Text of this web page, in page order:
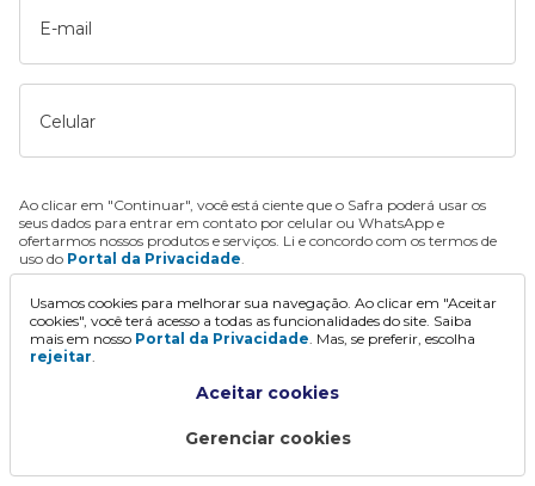
E-mail
Celular
Ao clicar em "Continuar", você está ciente que o Safra poderá usar os
seus dados para entrar em contato por celular ou WhatsApp e
ofertarmos nossos produtos e serviços. Li e concordo com os termos de
uso do Portal da Privacidade.
Continuar
Usamos cookies para melhorar sua navegação. Ao clicar em "Aceitar
cookies", você terá acesso a todas as funcionalidades do site. Saiba
mais em nosso Portal da Privacidade. Mas, se preferir, escolha
rejeitar.
Aceitar cookies
Gerenciar cookies